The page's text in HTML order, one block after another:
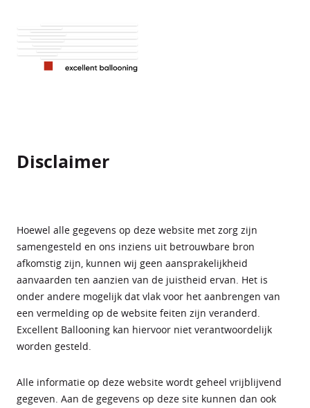
Disclaimer
Hoewel alle gegevens op deze website met zorg zijn
samengesteld en ons inziens uit betrouwbare bron
afkomstig zijn, kunnen wij geen aansprakelijkheid
aanvaarden ten aanzien van de juistheid ervan. Het is
onder andere mogelijk dat vlak voor het aanbrengen van
een vermelding op de website feiten zijn veranderd.
Excellent Ballooning kan hiervoor niet verantwoordelijk
worden gesteld.
Alle informatie op deze website wordt geheel vrijblijvend
gegeven. Aan de gegevens op deze site kunnen dan ook